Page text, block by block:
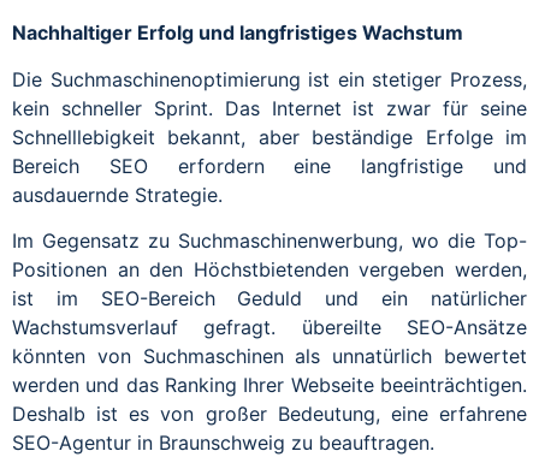
Nachhaltiger Erfolg und langfristiges Wachstum
Die Suchmaschinenoptimierung ist ein stetiger Prozess,
kein schneller Sprint. Das Internet ist zwar für seine
Schnelllebigkeit bekannt, aber beständige Erfolge im
Bereich SEO erfordern eine langfristige und
ausdauernde Strategie.
Im Gegensatz zu Suchmaschinenwerbung, wo die Top-
Positionen an den Höchstbietenden vergeben werden,
ist im SEO-Bereich Geduld und ein natürlicher
Wachstumsverlauf gefragt. übereilte SEO-Ansätze
könnten von Suchmaschinen als unnatürlich bewertet
werden und das Ranking Ihrer Webseite beeinträchtigen.
Deshalb ist es von großer Bedeutung, eine erfahrene
SEO-Agentur in Braunschweig zu beauftragen.